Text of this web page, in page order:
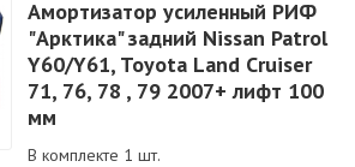
Амортизатор усиленный РИФ
"Арктика" задний Nissan Patrol
Y60/Y61, Toyota Land Cruiser
71, 76, 78 , 79 2007+ лифт 100
мм
В комплекте 1 шт.